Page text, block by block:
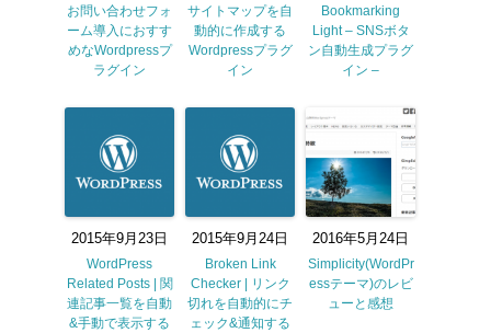
お問い合わせフォ
ーム導入におすす
めなWordpressプ
ラグイン
サイトマップを自
動的に作成する
Wordpressプラグ
イン
Bookmarking
Light – SNSボタ
ン自動生成プラグ
イン –
2015年9月23日
WordPress
Related Posts | 関
連記事一覧を自動
&手動で表示する
2015年9月24日
Broken Link
Checker | リンク
切れを自動的にチ
ェック&通知する
2016年5月24日
Simplicity(WordPr
essテーマ)のレビ
ューと感想